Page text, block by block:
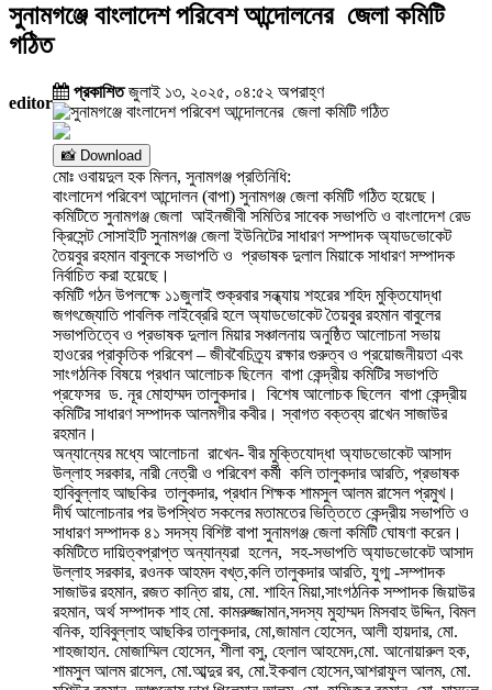
সুনামগঞ্জে বাংলাদেশ পরিবেশ আন্দোলনের জেলা কমিটি
গঠিত
editor
প্রকাশিতজুলাই ১৩, ২০২৫, ০৪:৫২ অপরাহ্ণ
📸 Download
মোঃ ওবায়দুল হক মিলন, সুনামগঞ্জ প্রতিনিধি:
বাংলাদেশ পরিবেশ আন্দোলন (বাপা) সুনামগঞ্জ জেলা কমিটি গঠিত হয়েছে।
কমিটিতে সুনামগঞ্জ জেলা আইনজীবী সমিতির সাবেক সভাপতি ও বাংলাদেশ রেড
ক্রিসেন্ট সোসাইটি সুনামগঞ্জ জেলা ইউনিটের সাধারণ সম্পাদক অ্যাডভোকেট
তৈয়বুর রহমান বাবুলকে সভাপতি ও প্রভাষক দুলাল মিয়াকে সাধারণ সম্পাদক
নির্বাচিত করা হয়েছে।
কমিটি গঠন উপলক্ষে ১১জুলাই শুক্রবার সন্ধ্যায় শহরের শহিদ মুক্তিযোদ্ধা
জগৎজ্যোতি পাবলিক লাইব্রেরি হলে অ্যাডভোকেট তৈয়বুর রহমান বাবুলের
সভাপতিত্বে ও প্রভাষক দুলাল মিয়ার সঞ্চালনায় অনুষ্ঠিত আলোচনা সভায়
হাওরের প্রাকৃতিক পরিবেশ – জীববৈচিত্র্য রক্ষার গুরুত্ব ও প্রয়োজনীয়তা এবং
সাংগঠনিক বিষয়ে প্রধান আলোচক ছিলেন বাপা কেন্দ্রীয় কমিটির সভাপতি
প্রফেসর ড. নূর মোহাম্মদ তালুকদার। বিশেষ আলোচক ছিলেন বাপা কেন্দ্রীয়
কমিটির সাধারণ সম্পাদক আলমগীর কবীর। স্বাগত বক্তব্য রাখেন সাজাউর
রহমান।
অন্যান্যের মধ্যে আলোচনা রাখেন- বীর মুক্তিযোদ্ধা অ্যাডভোকেট আসাদ
উল্লাহ সরকার, নারী নেত্রী ও পরিবেশ কর্মী কলি তালুকদার আরতি, প্রভাষক
হাবিবুল্লাহ আছকির তালুকদার, প্রধান শিক্ষক শামসুল আলম রাসেল প্রমুখ।
দীর্ঘ আলোচনার পর উপস্থিত সকলের মতামতের ভিত্তিতে কেন্দ্রীয় সভাপতি ও
সাধারণ সম্পাদক ৪১ সদস্য বিশিষ্ট বাপা সুনামগঞ্জ জেলা কমিটি ঘোষণা করেন।
কমিটিতে দায়িত্বপ্রাপ্ত অন্যান্যরা হলেন, সহ-সভাপতি অ্যাডভোকেট আসাদ
উল্লাহ সরকার, রওনক আহমদ বখ্ত,কলি তালুকদার আরতি, যুগ্ম -সম্পাদক
সাজাউর রহমান, রজত কান্তি রায়, মো. শাহিন মিয়া,সাংগঠনিক সম্পাদক জিয়াউর
রহমান, অর্থ সম্পাদক শাহ মো. কামরুজ্জামান,সদস্য মুহাম্মদ মিসবাহ উদ্দিন, বিমল
বনিক, হাবিবুল্লাহ আছকির তালুকদার, মো,জামাল হোসেন, আলী হায়দার, মো.
শাহজাহান. মোজাম্মিল হোসেন, শীলা বসু, হেলাল আহমেদ,মো. আনোয়ারুল হক,
শামসুল আলম রাসেল, মো.আব্দুর রব, মো.ইকবাল হোসেন,আশরাফুল আলম, মো.